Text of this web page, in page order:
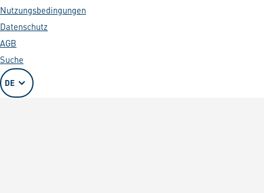
Nutzungsbedingungen
Datenschutz
AGB
Suche
DE